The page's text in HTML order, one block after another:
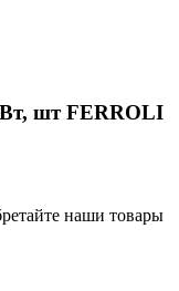
шт FERROLI
наши товары